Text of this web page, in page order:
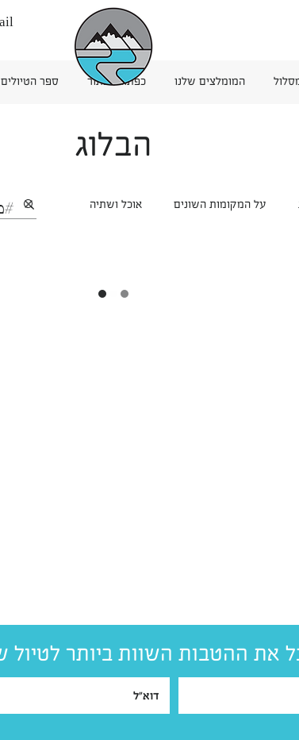
המומלצים שלנו כפתור כפתור ספר הטיולים
הבלוג
על המקומות השונים אוכל ושתיה
את ההטבות השוות ביותר לטיול